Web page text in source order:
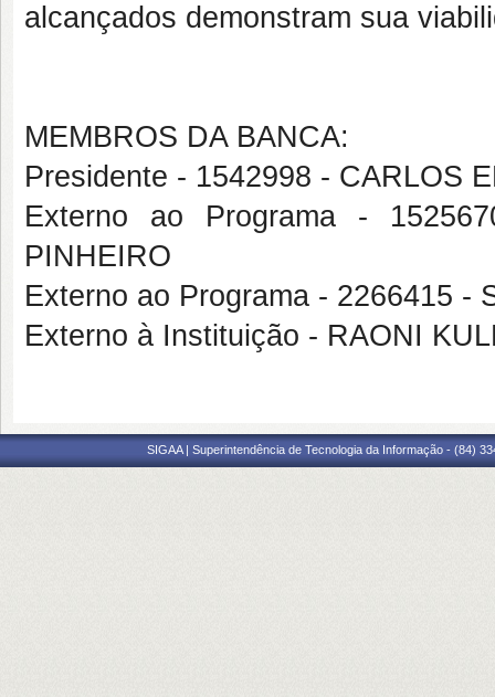
alcançados demonstram sua
MEMBROS DA BANCA:
Presidente - 1542998 - CARLOS
Externo ao Programa -
PINHEIRO
Externo ao Programa - 2266415 -
Externo à Instituição - RAONI
SIGAA | Superintendência de Tecnologia da Informação - (84)